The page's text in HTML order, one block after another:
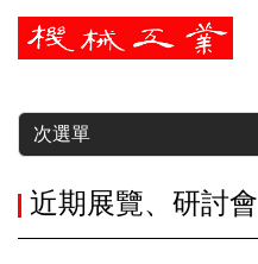
暫停
次選單
近期展覽、研討會